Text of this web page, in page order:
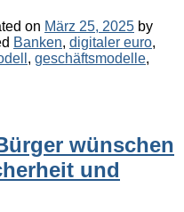
on März 25, 2025 by
Tags
Banken, digitaler euro,
, geschäftsmodelle,
wünschen
und